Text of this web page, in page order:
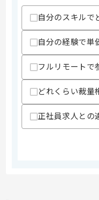
スキル
自分のスキルで
自分の経験で単
フルリモートで
どれくらい裁量
正社員求人との